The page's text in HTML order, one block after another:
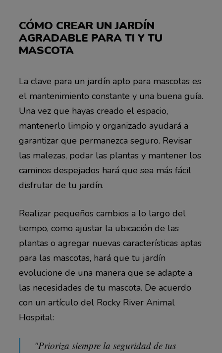
CÓMO CREAR UN JARDÍN
AGRADABLE PARA TI Y TU
MASCOTA
La clave para un jardín apto para mascotas es
el mantenimiento constante y una buena guía.
Una vez que hayas creado el espacio,
mantenerlo limpio y organizado ayudará a
garantizar que permanezca seguro. Revisar
las malezas, podar las plantas y mantener los
caminos despejados hará que sea más fácil
disfrutar de tu jardín.
Realizar pequeños cambios a lo largo del
tiempo, como ajustar la ubicación de las
plantas o agregar nuevas características aptas
para las mascotas, hará que tu jardín
evolucione de una manera que se adapte a
las necesidades de tu mascota. De acuerdo
con un artículo del Rocky River Animal
Hospital:
"Prioriza siempre la seguridad de tus